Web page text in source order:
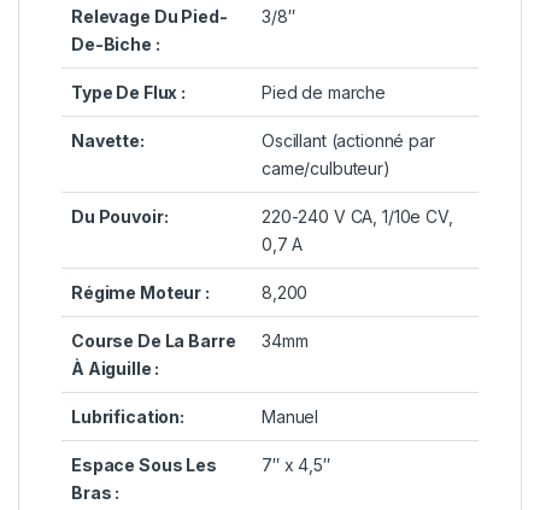
Relevage Du Pied-
De-Biche :
3/8″
Type De Flux : Pied de marche
Navette:
Oscillant (actionné par
came/culbuteur)
Du Pouvoir:
220-240 V CA, 1/10e CV,
0,7 A
Régime Moteur : 8,200
Course De La Barre
À Aiguille :
34mm
Lubrification: Manuel
Espace Sous Les
Bras :
7″ x 4,5″